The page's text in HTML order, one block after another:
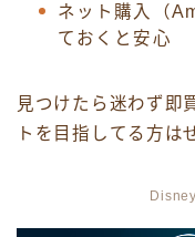
ネット購入（
ておくと安心
見つけたら迷わず即
トを目指してる方は